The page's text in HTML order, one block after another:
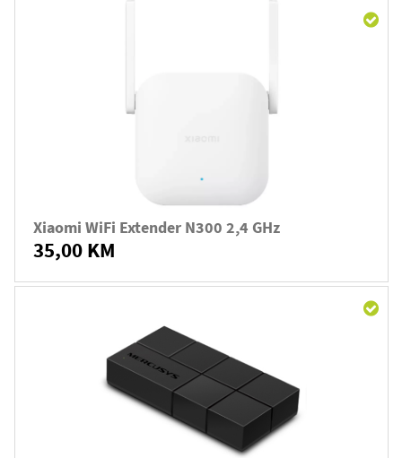
Xiaomi WiFi Extender N300 2,4 GHz
35,00 KM